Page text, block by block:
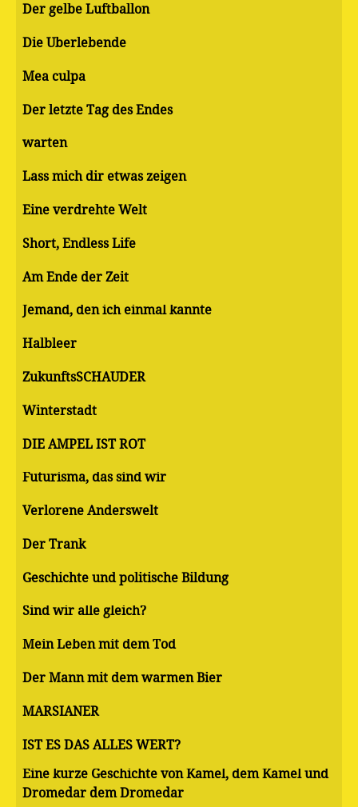
Der gelbe Luftballon
Die Überlebende
Mea culpa
Der letzte Tag des Endes
warten
Lass mich dir etwas zeigen
Eine verdrehte Welt
Short, Endless Life
Am Ende der Zeit
Jemand, den ich einmal kannte
Halbleer
ZukunftsSCHAUDER
Winterstadt
DIE AMPEL IST ROT
Futurisma, das sind wir
Verlorene Anderswelt
Der Trank
Geschichte und politische Bildung
Sind wir alle gleich?
Mein Leben mit dem Tod
Der Mann mit dem warmen Bier
MARSIANER
IST ES DAS ALLES WERT?
Eine kurze Geschichte von Kamel, dem Kamel und
Dromedar dem Dromedar